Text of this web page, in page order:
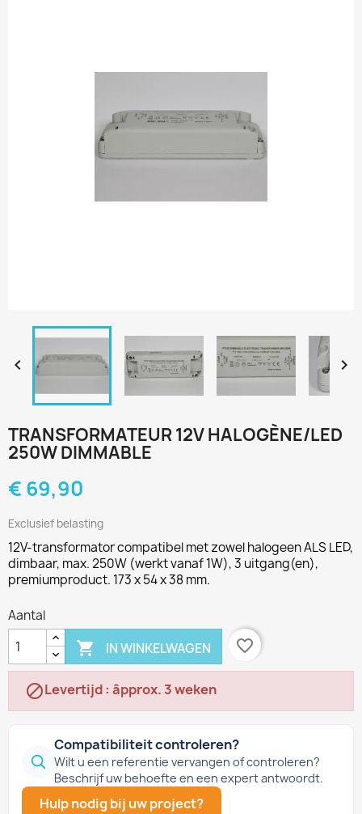
 
TRANSFORMATEUR 12V HALOGÈNE/LED
250W DIMMABLE
€ 69,90
Exclusief belasting
12V-transformator compatibel met zowel halogeen ALS LED,
dimbaar, max. 250W (werkt vanaf 1W), 3 uitgang(en),
premiumproduct. 173 x 54 x 38 mm.
Aantal
 IN WINKELWAGEN favorite_border
Levertijd : âpprox. 3 weken
Compatibiliteit controleren?
Wilt u een referentie vervangen of controleren?
Beschrijf uw behoefte en een expert antwoordt.
Hulp nodig bij uw project?